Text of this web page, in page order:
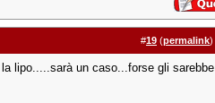
#19 (permalink)
lipo.....sarà un caso...forse gli sarebbe